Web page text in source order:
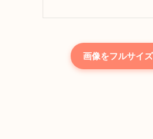
画像をフルサイ